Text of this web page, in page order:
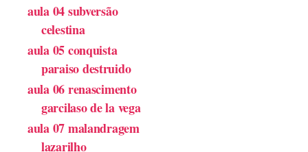
aula 04 subversão
celestina
aula 05 conquista
paraiso destruido
aula 06 renascimento
garcilaso de la vega
aula 07 malandragem
lazarilho